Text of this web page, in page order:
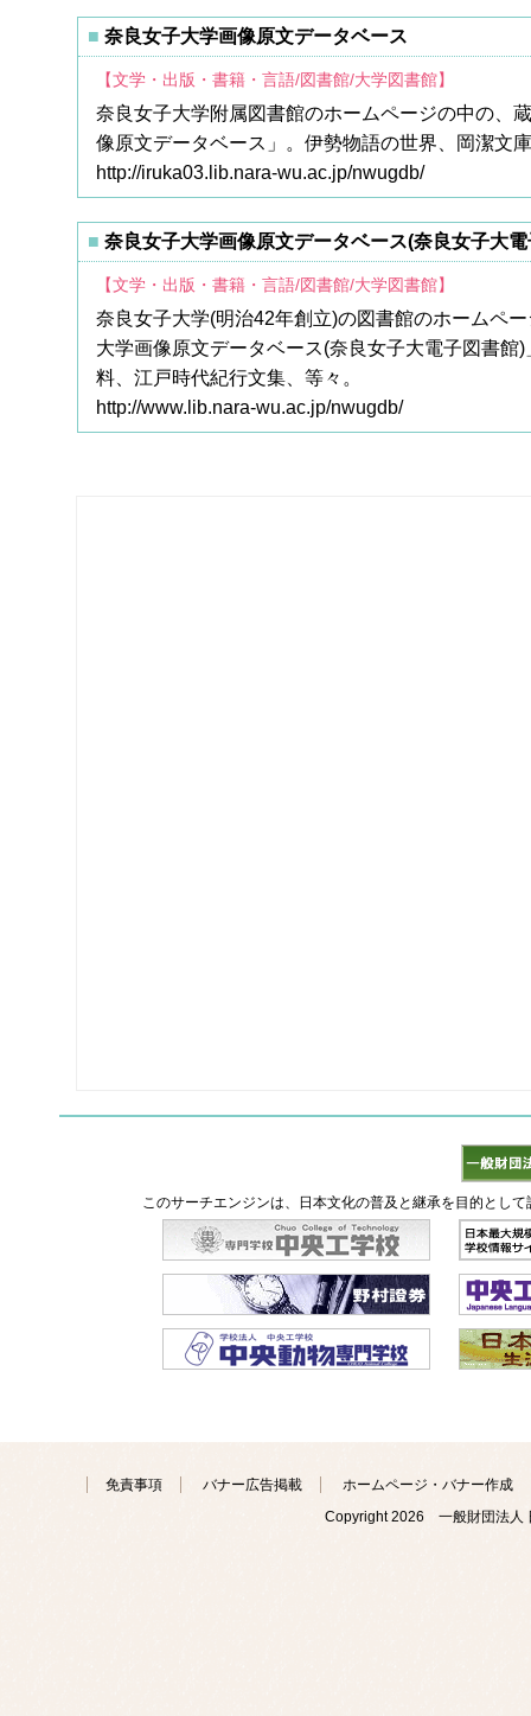
奈良女子大学画像原文データベース
【文学・出版・書籍・言語/図書館/大学図書館】
奈良女子大学附属図書館のホームページの中の、
像原文データベース」。伊勢物語の世界、岡潔文
http://iruka03.lib.nara-wu.ac.jp/nwugdb/
奈良女子大学画像原文データベース(奈良女子大
【文学・出版・書籍・言語/図書館/大学図書館】
奈良女子大学(明治42年創立)の図書館のホームペ
大学画像原文データベース(奈良女子大電子図書
料、江戸時代紀行文集、等々。
http://www.lib.nara-wu.ac.jp/nwugdb/
このサーチエンジンは、日本文化の普及と継承を目的とし
免責事項 バナー広告掲載
ホームページ・バナー作成
Copyright2026 一般財団法人